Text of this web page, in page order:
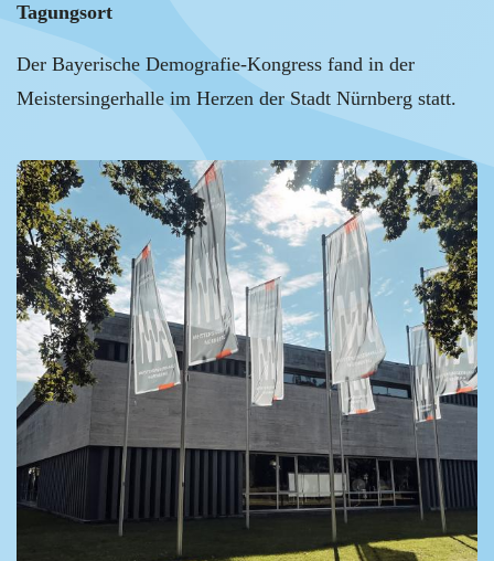
Tagungsort
Der Bayerische Demografie-Kongress fand in der
Meistersingerhalle im Herzen der Stadt Nürnberg statt.